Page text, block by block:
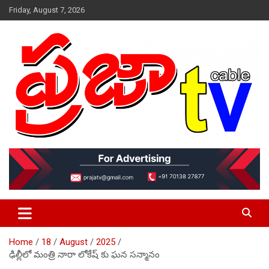
Skip
to
Friday, August 7, 2026
prajaatv.com
Home 18 August
2025
ఢిల్లీలో మంత్రి నారా లోకేష్ కు ఘన సన్మానం